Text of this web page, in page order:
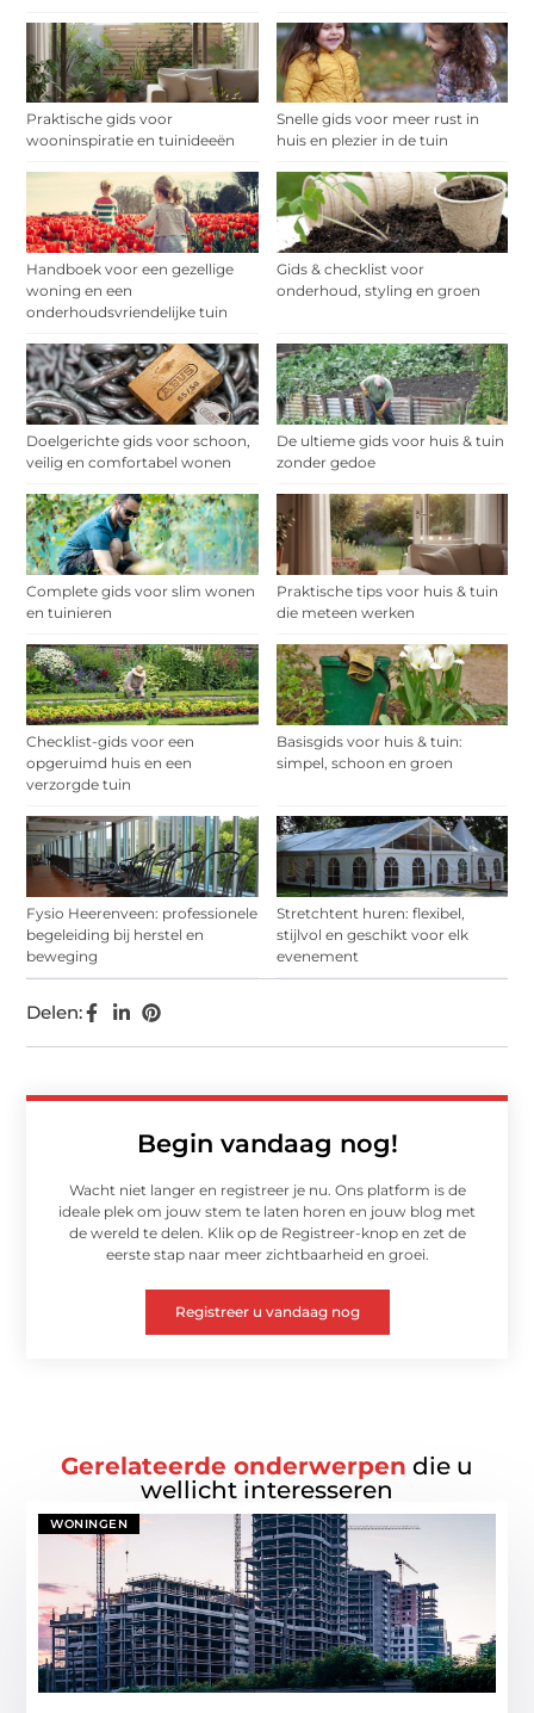
Praktische gids voor
wooninspiratie en tuinideeën
Snelle gids voor meer rust in
huis en plezier in de tuin
Handboek voor een gezellige
woning en een
onderhoudsvriendelijke tuin
Gids & checklist voor
onderhoud, styling en groen
Doelgerichte gids voor schoon,
veilig en comfortabel wonen
De ultieme gids voor huis & tuin
zonder gedoe
Complete gids voor slim wonen
en tuinieren
Praktische tips voor huis & tuin
die meteen werken
Checklist-gids voor een
opgeruimd huis en een
verzorgde tuin
Basisgids voor huis & tuin:
simpel, schoon en groen
Fysio Heerenveen: professionele
begeleiding bij herstel en
beweging
Stretchtent huren: flexibel,
stijlvol en geschikt voor elk
evenement
Begin vandaag nog!
Wacht niet langer en registreer je nu. Ons platform is de
ideale plek om jouw stem te laten horen en jouw blog met
de wereld te delen. Klik op de Registreer-knop en zet de
eerste stap naar meer zichtbaarheid en groei.
Registreer u vandaag nog
Delen:
Gerelateerde onderwerpen die u
wellicht interesseren
WONINGEN